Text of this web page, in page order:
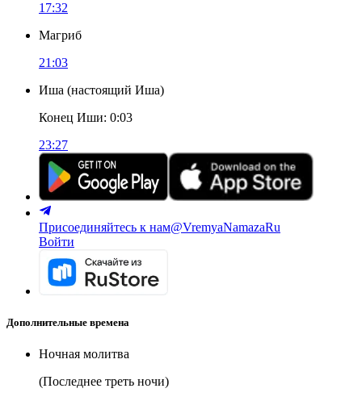
17:32
Магриб
21:03
Иша (настоящий Иша)
Конец Иши: 0:03
23:27
Присоединяйтесь к нам@VremyaNamazaRu
Войти
Дополнительные времена
Ночная молитва
(Последнее треть ночи)